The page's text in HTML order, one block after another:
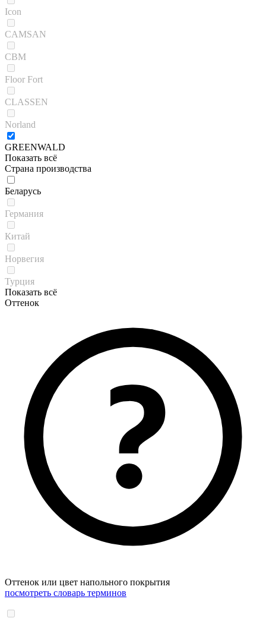
Icon
CAMSAN
CBM
Floor Fort
CLASSEN
Norland
GREENWALD
Показать всё
Страна производства
Беларусь
Германия
Китай
Норвегия
Турция
Показать всё
Оттенок
Оттенок или цвет напольного покрытия
посмотреть словарь терминов